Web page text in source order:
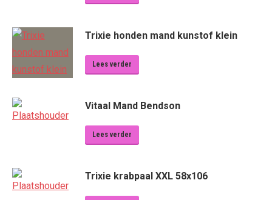
Trixie honden mand kunstof klein
Lees verder
Vitaal Mand Bendson
Lees verder
Trixie krabpaal XXL 58x106